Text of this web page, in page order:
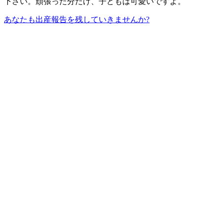
あなたも出産報告を残していきませんか?